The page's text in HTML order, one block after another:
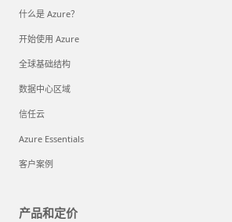
什么是 Azure？
开始使用 Azure
全球基础结构
数据中心区域
信任云
Azure Essentials
客户案例
产品和定价